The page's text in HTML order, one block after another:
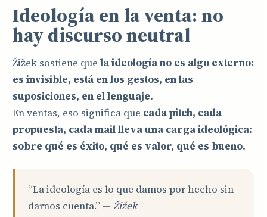
Ideología en la venta: no
hay discurso neutral
Žižek sostiene que la ideología no es algo externo:
es invisible, está en los gestos, en las
suposiciones, en el lenguaje.
En ventas, eso significa que cada pitch, cada
propuesta, cada mail lleva una carga ideológica:
sobre qué es éxito, qué es valor, qué es bueno.
“La ideología es lo que damos por hecho sin
darnos cuenta.” —Žižek